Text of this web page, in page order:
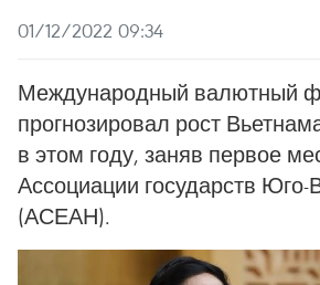
01/12/2022 09:34
Международный валютный
прогнозировал рост
в этом году, заняв первое
Ассоциации государств Юго-
(АСЕАН).